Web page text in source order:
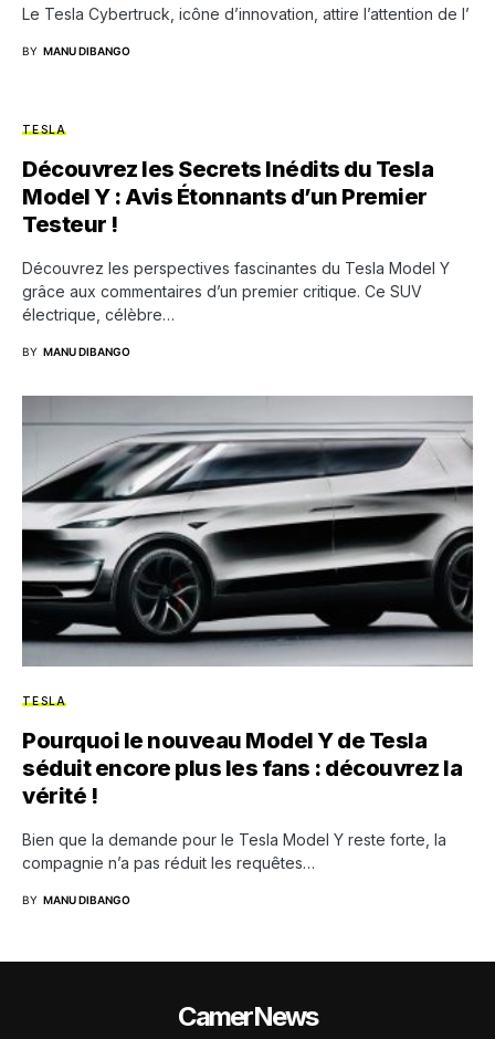
Le Tesla Cybertruck, icône d’innovation, attire l’attention de l’
BY MANU DIBANGO
TESLA
Découvrez les Secrets Inédits du Tesla
Model Y : Avis Étonnants d’un Premier
Testeur !
Découvrez les perspectives fascinantes du Tesla Model Y
grâce aux commentaires d’un premier critique. Ce SUV
électrique, célèbre…
BY MANU DIBANGO
TESLA
Pourquoi le nouveau Model Y de Tesla
séduit encore plus les fans : découvrez la
vérité !
Bien que la demande pour le Tesla Model Y reste forte, la
compagnie n’a pas réduit les requêtes…
BY MANU DIBANGO
CamerNews